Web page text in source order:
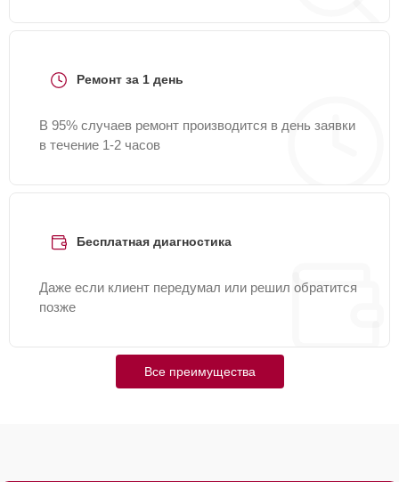
Ремонт за 1 день
В 95% случаев ремонт производится в день заявки
в течение 1-2 часов
Бесплатная диагностика
Даже если клиент передумал или решил обратится
позже
Все преимущества